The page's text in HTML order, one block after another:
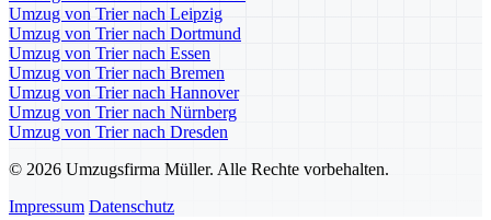
Umzug von Trier nach Leipzig
Umzug von Trier nach Dortmund
Umzug von Trier nach Essen
Umzug von Trier nach Bremen
Umzug von Trier nach Hannover
Umzug von Trier nach Nürnberg
Umzug von Trier nach Dresden
© 2026 Umzugsfirma Müller. Alle Rechte vorbehalten.
Impressum Datenschutz